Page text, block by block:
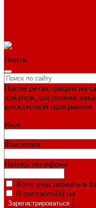
Поиск
После регистрации на
покупок, состояние
дисконтной программе
Имя
Фамилия
Номер телефона
Хочу участвовать в
Я согласен(а) на